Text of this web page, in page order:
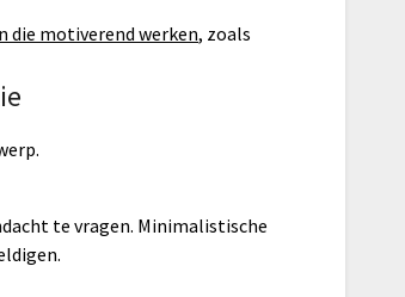
die motiverend werken, zoals
te vragen. Minimalistische